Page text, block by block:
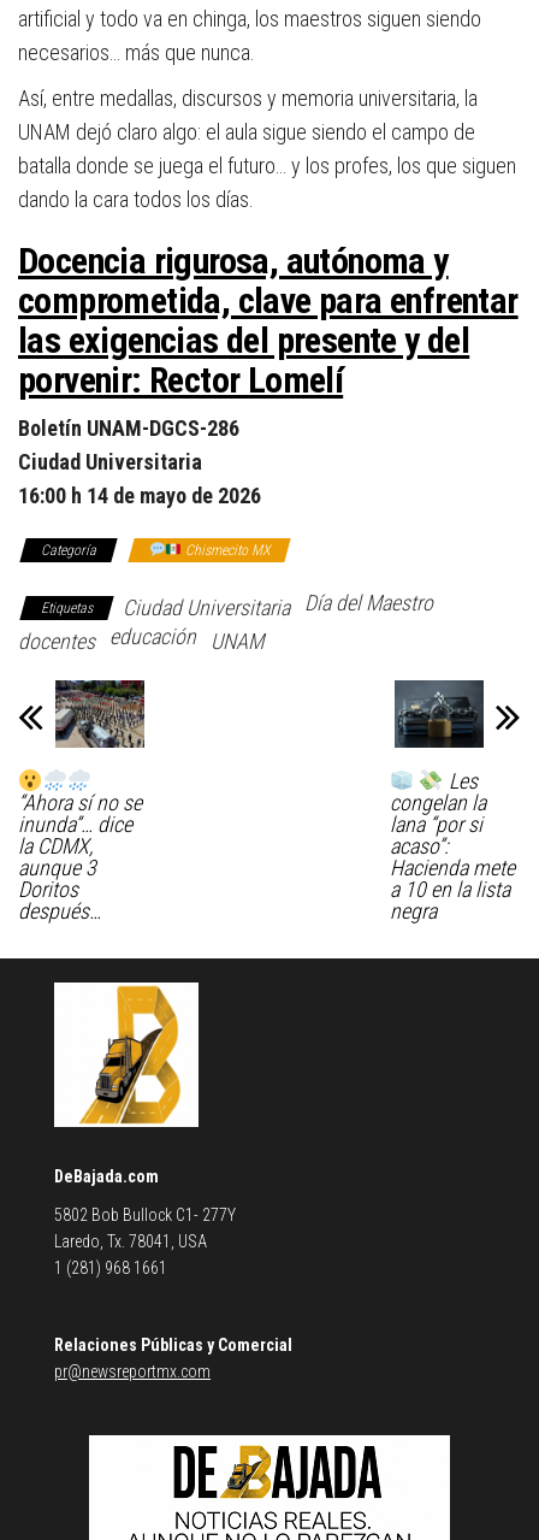
artificial y todo va en chinga, los maestros siguen siendo
necesarios… más que nunca.
Así, entre medallas, discursos y memoria universitaria, la
UNAM dejó claro algo: el aula sigue siendo el campo de
batalla donde se juega el futuro… y los profes, los que siguen
dando la cara todos los días.
Docencia rigurosa, autónoma y
comprometida, clave para enfrentar
las exigencias del presente y del
porvenir: Rector Lomelí
Boletín UNAM-DGCS-286
Ciudad Universitaria
16:00 h 14 de mayo de 2026
Categoría Chismecito MX
Etiquetas Ciudad Universitaria
Día del Maestro
docentes
educación UNAM
“Ahora sí no se
inunda”… dice
la CDMX,
aunque 3
Doritos
después…
Les
congelan la
lana “por si
acaso”:
Hacienda mete
a 10 en la lista
negra
DeBajada.com
5802 Bob Bullock C1- 277Y
Laredo, Tx. 78041, USA
1 (281) 968 1661
Relaciones Públicas y Comercial
pr@newsreportmx.com